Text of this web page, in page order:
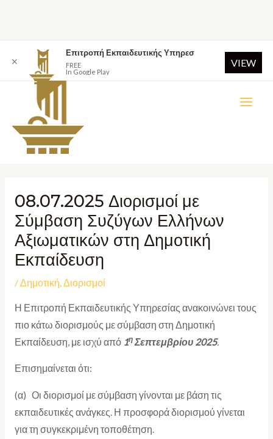
08.07.2025 Διορισμοί με
Σύμβαση Συζύγων Ελλήνων
Αξιωματικών στη Δημοτική
Εκπαίδευση
/Δημοτική,Διορισμοί
Η Επιτροπή Εκπαιδευτικής Υπηρεσίας ανακοινώνει τους
πιο κάτω διορισμούς με σύμβαση στη Δημοτική
Εκπαίδευση, με ισχύ από 1ηΣεπτεμβρίου 2025.
Επισημαίνεται ότι:
(α) Οι διορισμοί με σύμβαση γίνονται με βάση τις
εκπαιδευτικές ανάγκες. Η προσφορά διορισμού γίνεται
για τη συγκεκριμένη τοποθέτηση.
✕
Επιτροπή Εκπαιδευτικής Υπηρεσ
FREE
In Google Play
VIEW